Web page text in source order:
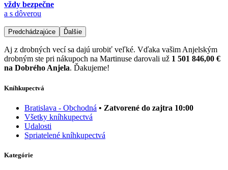
vždy bezpečne
a s dôverou
Predchádzajúce Ďalšie
Aj z drobných vecí sa dajú urobiť veľké. Vďaka vašim Anjelským
drobným ste pri nákupoch na Martinuse darovali už 1 501 846,00 €
na Dobrého Anjela. Ďakujeme!
Kníhkupectvá
Bratislava - Obchodná • Zatvorené do zajtra 10:00
Všetky kníhkupectvá
Udalosti
Spriatelené kníhkupectvá
Kategórie